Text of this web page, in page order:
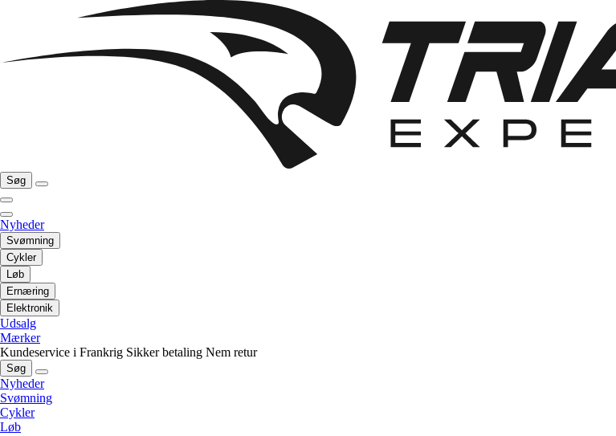
Søg
Nyheder
Svømning
Cykler
Løb
Ernæring
Elektronik
Udsalg
Mærker
Kundeservice i Frankrig Sikker betaling Nem retur
Søg
Nyheder
Svømning
Cykler
Løb